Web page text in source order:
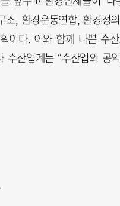
소, 환경운동연합, 환경
이다. 이와 함께 나쁜 수
산업계는 “수산업의 공